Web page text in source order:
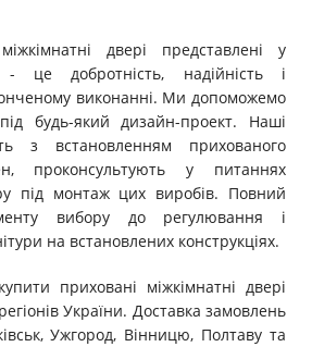
двері представлені у
це добротність, надійність і
виконанні. Ми допоможемо
будь-який дизайн-проект. Наші
з встановленням прихованого
проконсультують у питаннях
під монтаж цих виробів. Повний
вибору до регулювання і
на встановлених конструкціях.
приховані міжкімнатні двері
України. Доставка замовлень
Ужгород, Вінницю, Полтаву та